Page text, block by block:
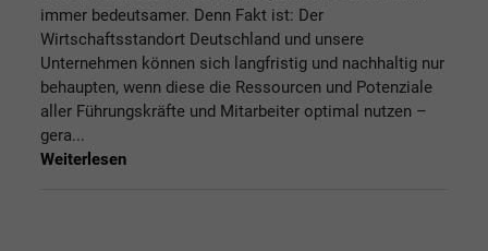
immer bedeutsamer. Denn Fakt ist: Der
Wirtschaftsstandort Deutschland und unsere
Unternehmen können sich langfristig und nachhaltig nur
behaupten, wenn diese die Ressourcen und Potenziale
aller Führungskräfte und Mitarbeiter optimal nutzen –
gera...
Weiterlesen